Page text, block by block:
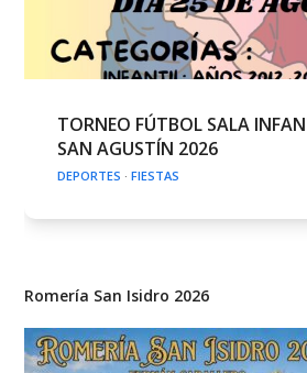
TORNEO FÚTBOL SALA
SAN AGUSTÍN 2026
DEPORTES ·FIESTAS
Romería San Isidro 2026